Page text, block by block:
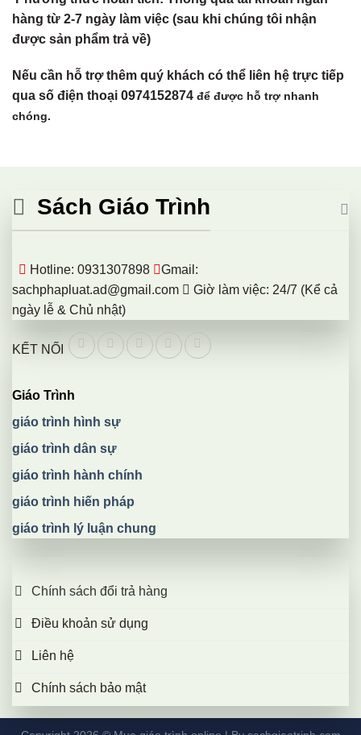
hàng từ 2-7 ngày làm việc (sau khi chúng tôi nhận
được sản phẩm trả về)
Nếu cần hỗ trợ thêm quý khách có thể liên hệ trực tiếp
qua số điện thoại 0974152874 để được hỗ trợ nhanh
chóng.
Sách Giáo Trình
Hotline: 0931307898
Gmail:
sachphapluat.ad@gmail.com
Giờ làm việc: 24/7 (Kể cả
ngày lễ & Chủ nhật)
KẾT NỐI
Giáo Trình
giáo trình hình sự
giáo trình dân sự
giáo trình hành chính
giáo trình hiến pháp
giáo trình lý luận chung
Chính sách đổi trả hàng
Điều khoản sử dụng
Liên hệ
Chính sách bảo mật